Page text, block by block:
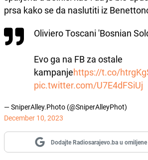
prsa kako se da naslutiti iz
Oliviero Toscani 'Bosnian
Evo ga na FB za ostale
kampanjehttps://t.co/
pic.twitter.com/U7E4dFSiUj
— SniperAlley.Photo (@SniperAlleyPhot)
December 10, 2023
Dodajte Radiosarajevo.ba u